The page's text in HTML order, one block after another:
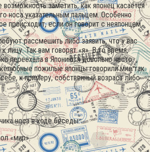
заметить, как японец касается
носа указательным пальцем. Особенно
происходит, если он говорит с неяпонцем.
рассмешить либо заявить, что у вас
лицу. Так вам говорят «я». В то время,
переехала в Японию, я довольно часто
пожилые японцы говорили мне так
к примеру, собственный возраст либо
носа в ходе беседы.
«мир».